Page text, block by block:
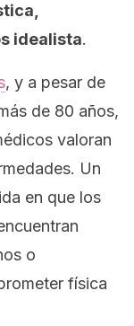
idealista.
, y a pesar de
de 80 años,
valoran
Un
en que los
o
física